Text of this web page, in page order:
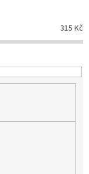
315 Kč